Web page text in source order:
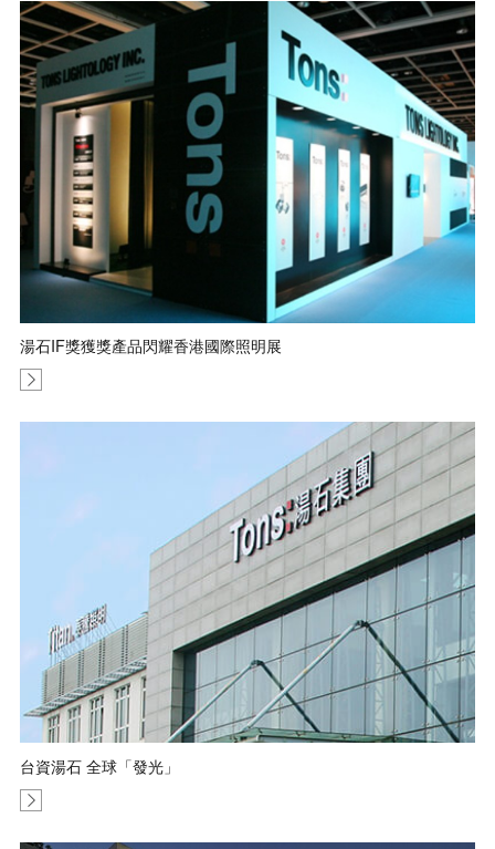
湯石IF獎獲獎產品閃耀香港國際照明展
台資湯石 全球「發光」